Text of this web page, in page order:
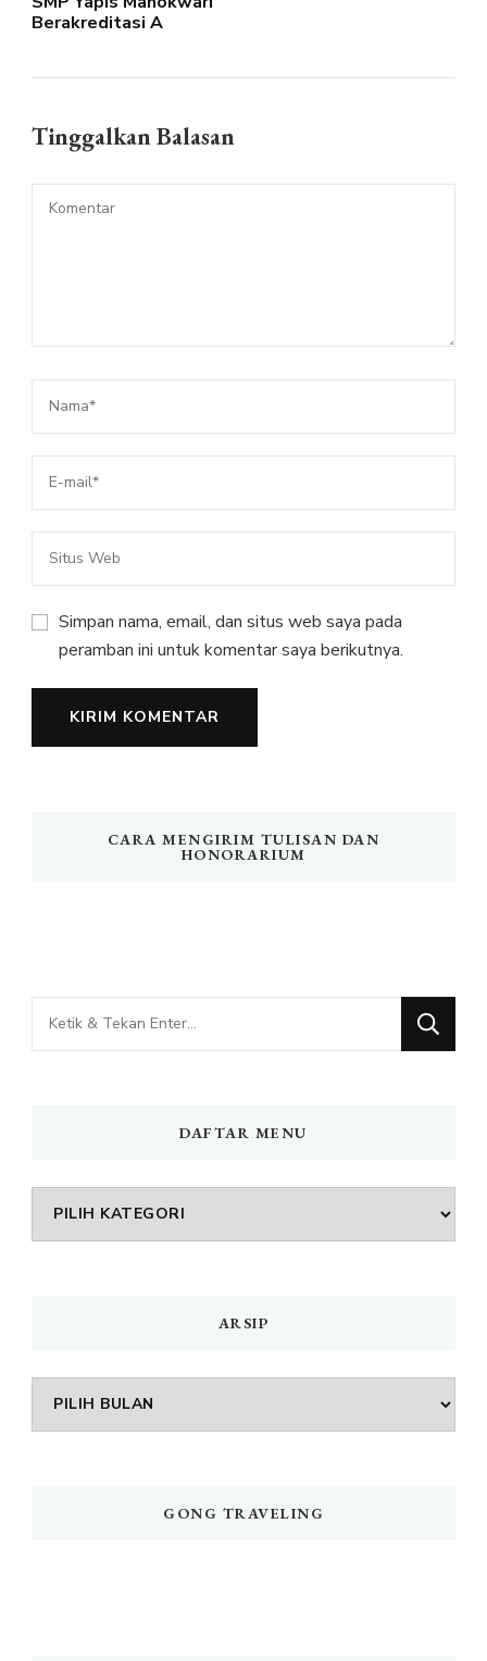
Berakreditasi A
Tinggalkan Balasan
Simpan nama, email, dan situs web saya pada
peramban ini untuk komentar saya berikutnya.
CARA MENGIRIM TULISAN DAN
HONORARIUM
Mencari
Sesuatu?
DAFTAR MENU
DAFTAR
MENU
ARSIP
Arsip
GONG TRAVELING